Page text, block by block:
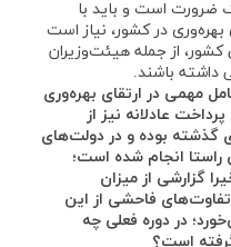
ضرورت است و باید با
در کشور، نیاز است
از جمله هیئت‌وزیران
داشته باشند.
مهمی در ارتقای بهره‌وری
عادلانه نیز از
گذشته بوده و در دولت‌های
انجام شده است؛
گزارشی از میزان
تفاوت‌های فاحشی از این
در دوره فعلی چه
است؟